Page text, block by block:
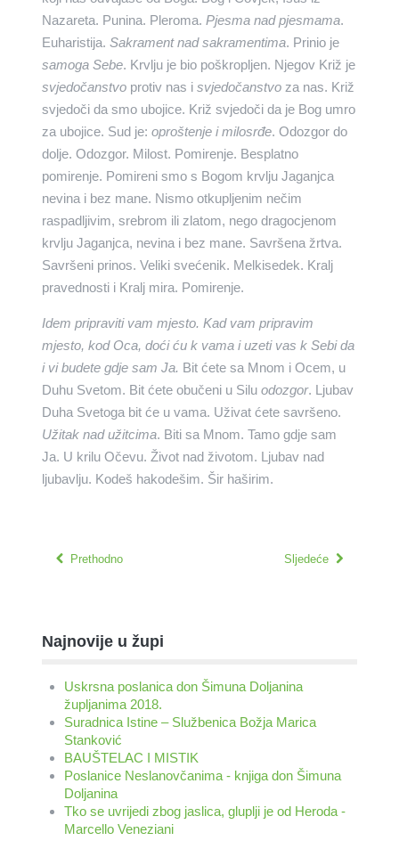
Nazareta. Punina. Pleroma. Pjesma nad pjesmama.
Euharistija. Sakrament nad sakramentima. Prinio je
samoga Sebe. Krvlju je bio poškropljen. Njegov Križ je
svjedočanstvoprotiv nas i svjedočanstvoza nas. Križ
svjedoči da smo ubojice. Križ svjedoči da je Bog umro
za ubojice. Sud je: oproštenje i milosrđe. Odozgor do
dolje. Odozgor. Milost. Pomirenje. Besplatno
pomirenje. Pomireni smo s Bogom krvlju Jaganjca
nevina i bez mane. Nismo otkupljenim nečim
raspadljivim, srebrom ili zlatom, nego dragocjenom
krvlju Jaganjca, nevina i bez mane. Savršena žrtva.
Savršeni prinos. Veliki svećenik. Melkisedek. Kralj
pravednosti i Kralj mira. Pomirenje.
Idem pripraviti vam mjesto. Kad vam pripravim
mjesto, kod Oca, doći ću k vama i uzeti vas k Sebi da
i vi budete gdje sam Ja. Bit ćete sa Mnom i Ocem, u
Duhu Svetom. Bit ćete obučeni u Silu odozgor. Ljubav
Duha Svetoga bit će u vama. Uživat ćete savršeno.
Užitak nad užitcima. Biti sa Mnom. Tamo gdje sam
Ja. U krilu Očevu. Život nad životom. Ljubav nad
ljubavlju. Kodeš hakodešim. Šir haširim.
Prethodno Sljedeće
Najnovije u župi
Uskrsna poslanica don Šimuna Doljanina
župljanima 2018.
Suradnica Istine – Službenica Božja Marica
Stanković
BAUŠTELAC I MISTIK
Poslanice Neslanovčanima - knjiga don Šimuna
Doljanina
Tko se uvrijedi zbog jaslica, gluplji je od Heroda -
Marcello Veneziani